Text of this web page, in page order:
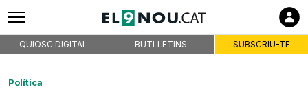
QUIOSC DIGITAL BUTLLETINS SUBSCRIU-TE
Política